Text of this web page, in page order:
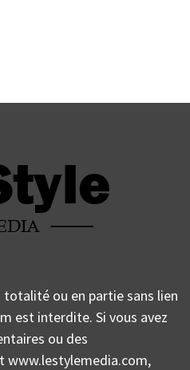
ou en partie sans lien
est interdite. Si vous avez
ou des
www.lestylemedia.com,